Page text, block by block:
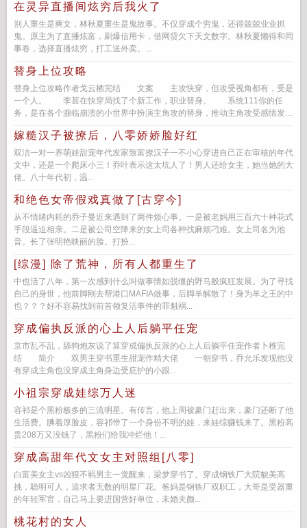
在灵异直播间炫穷后我火了
别人重生是爽文，林秋夏重生是鬼故事。不仅穿成个穷鬼，还得兢兢业业抓
鬼。原主为了直播炫富，刷爆信用卡，借网贷欠下天文数字。林秋夏懒得和同
事卷，选择直播炫穷，打工送外卖。...
替身上位攻略
替身上位攻略作者戈云栖完结 文案 主攻快穿，但攻受视角都有，受是
一个人。 李甚在快穿局找了个新工作，职业替身。 系统111你的任
务，是在各个濒临崩溃的小世界中扮演主角攻的替身，推动主角攻受感情发
嫁糙汉子被撩后，八零娇娇脸好红
双洁一对一养萌娃甜宠年代发家致富撩汉子一不小心穿进自己正在审核的年代
文中，还是一个爬床小三！乔叶表示这太坑人了！男人还给女主，她当她的大
佬。八十年代初，温...
和绝色女帝假戏真做了[古穿今]
从不情绪内耗的乔子曼近来遇到了两件烦心事。一是被老妈用三百六十种花式
手段逼迫相亲。二是被公司空降来的女上司各种找麻烦刁难。女上司名为池
音。长了张明艳映丽的脸。打扮...
[综漫] 除了荒神，所有人都重生了
中也活了八年，第一次感到什么叫做事情如脱缰的野马般疯狂发展。为了寻找
自己的身世，他前脚刚去帮港口MAFIA做事，后脚羊解散了！身为羊之王的中
也？？？好不容易找到前首领复活事件的罪魁祸...
穿成偏执反派的心上人后躺平任宠
京市乱不乱，舔狗炮灰说了算穿成偏执反派的心上人后躺平任宠作者卜稚完
结 简介 双男主穿书重生甜宠作精大佬 一朝穿书，乔允乐发现他没
有穿成主角也没穿成主角身边受庇护的小跟...
小祖宗穿成娃综万人迷
容祁是个黑粉极多的三流明星。有传言，他上周被豪门赶出来，豪门还断了他
生活费。腆着厚脸皮，容祁带了一个身份不明的娃，来娃综赚钱来了。黑粉高
贵208万又没钱了，黑粉们给我冲烂他！...
穿成高甜年代文女主对照组[八零]
白富美女主vs凶狠不羁男主一觉醒来，梁梦穿书了。穿成钢铁厂大院貌美高
挑，聪明可人，追求者无数的明星厂花。爸妈是钢铁厂双职工，大哥是受器重
的年轻军官，自己马上要进国营好单位，未婚夫颜...
桃花村的女人